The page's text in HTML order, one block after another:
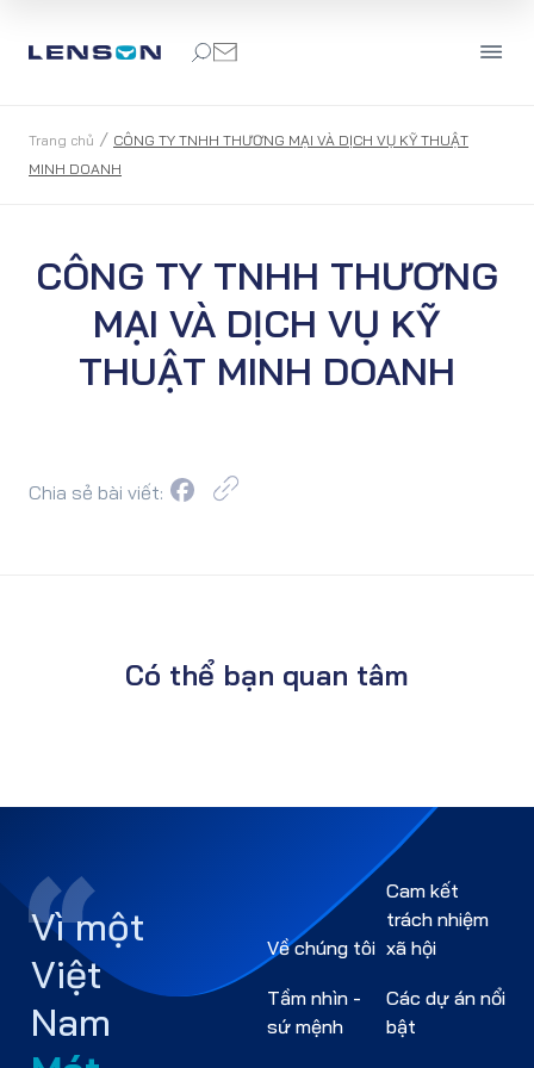
Trang chủ / CÔNG TY TNHH THƯƠNG MẠI VÀ DỊCH VỤ KỸ THUẬT
MINH DOANH
CÔNG TY TNHH THƯƠNG
MẠI VÀ DỊCH VỤ KỸ
THUẬT MINH DOANH
Chia sẻ bài viết:
Có thể bạn quan tâm
Vì một
Việt
Nam
Về chúng tôi
Tầm nhìn -
sứ mệnh
Cam kết
trách nhiệm
xã hội
Các dự án nổi
bật